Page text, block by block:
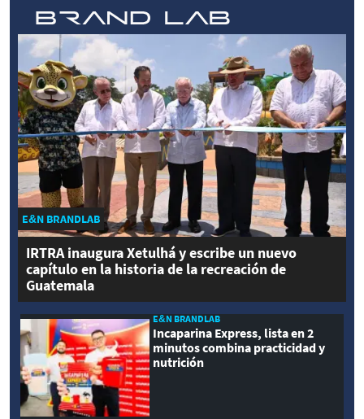
E&N BRANDLAB
IRTRA inaugura Xetulhá y escribe un nuevo
capítulo en la historia de la recreación de
Guatemala
E&N BRANDLAB
Incaparina Express, lista en 2
minutos combina practicidad y
nutrición